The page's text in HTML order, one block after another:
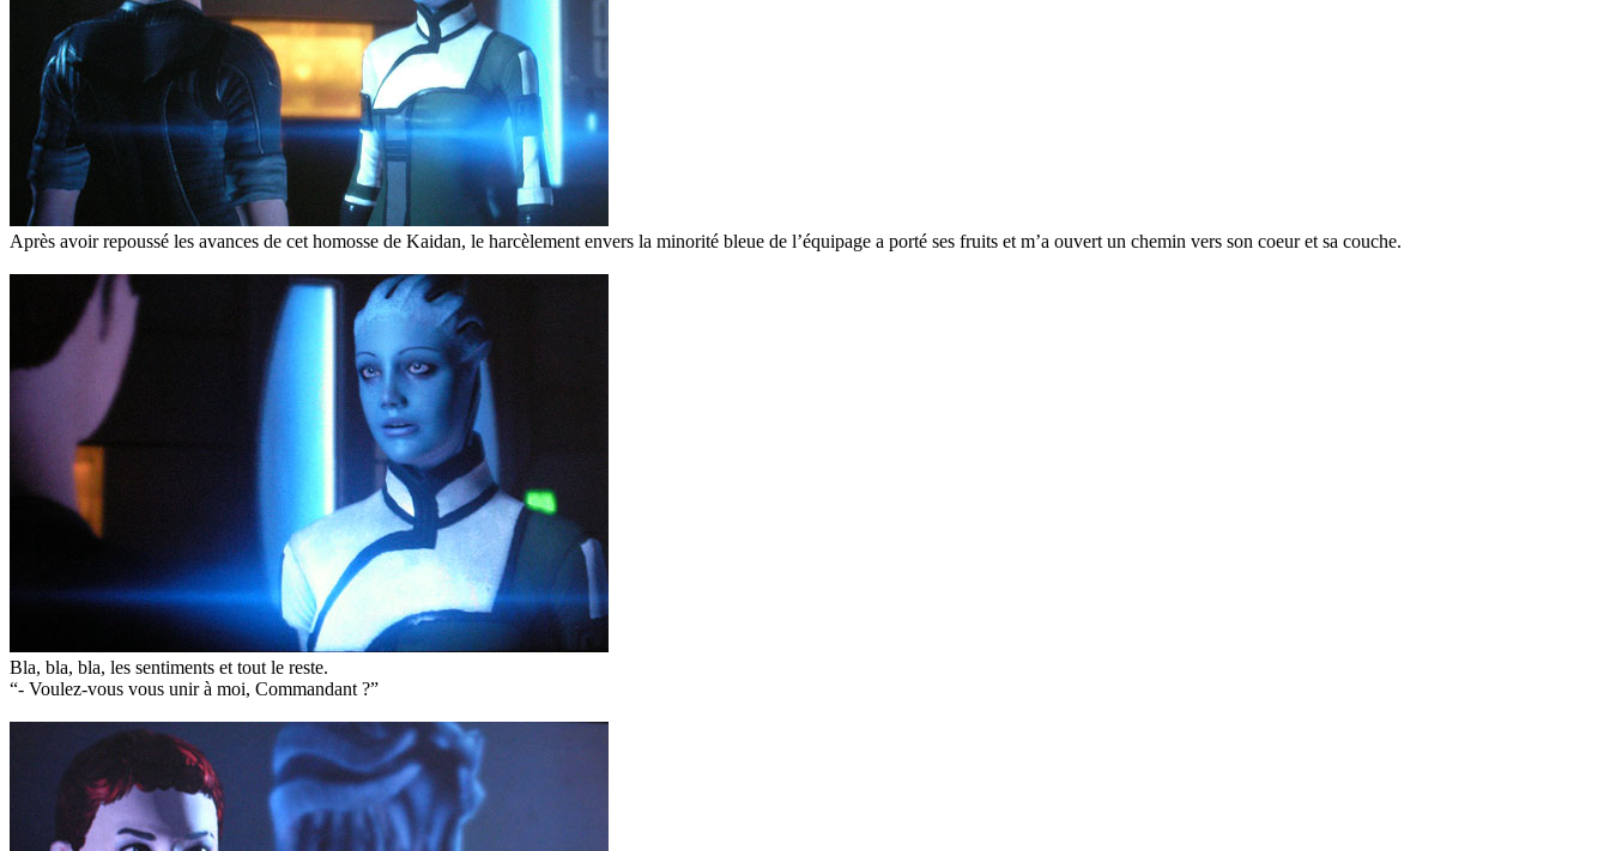
Après avoir repoussé les avances de cet homosse de Kaidan, le harcèlement envers la minorité bleue de l’équipage a porté ses fruits et m’a ouvert un chemin vers son coeur et sa couche.
Bla, bla, bla, les sentiments et tout le reste.
“- Voulez-vous vous unir à moi, Commandant ?”